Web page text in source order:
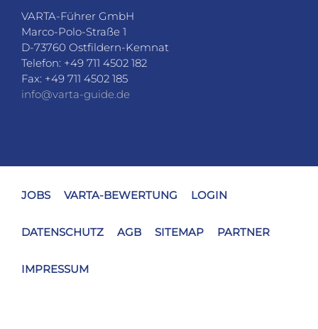
VARTA-Führer GmbH
Marco-Polo-Straße 1
D-73760 Ostfildern-Kemnat
Telefon: +49 711 4502 182
Fax: +49 711 4502 185
info@varta-guide.de
JOBS VARTA-BEWERTUNG LOGIN
DATENSCHUTZ AGB SITEMAP PARTNER
IMPRESSUM